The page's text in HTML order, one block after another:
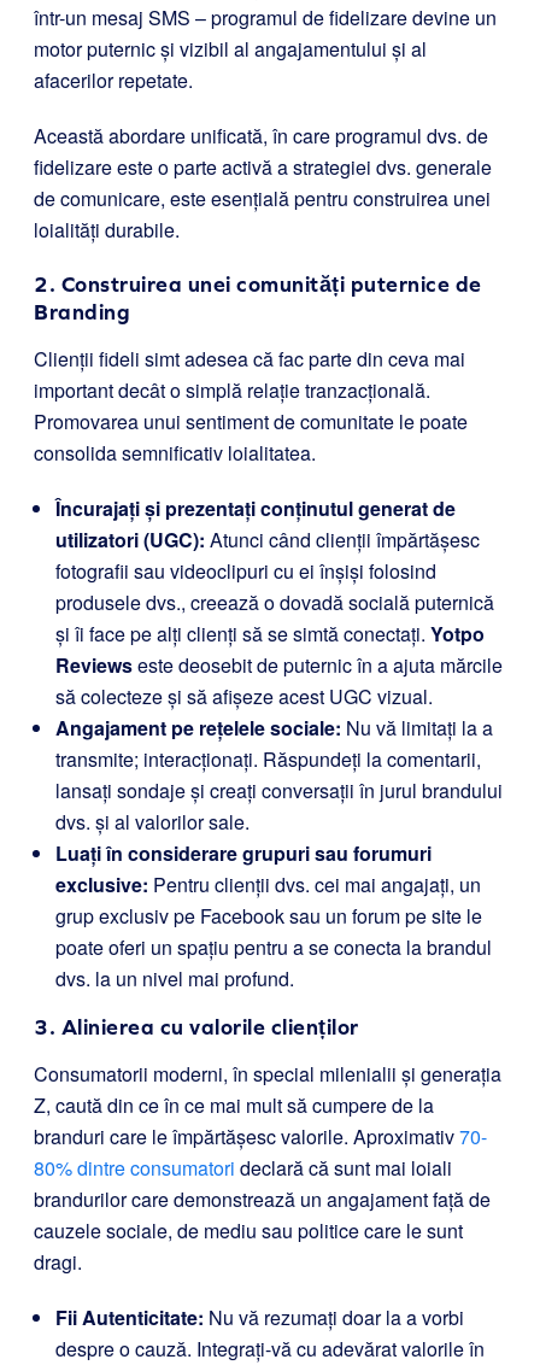
într-un mesaj SMS – programul de fidelizare devine un
motor puternic și vizibil al angajamentului și al
afacerilor repetate.
Această abordare unificată, în care programul dvs. de
fidelizare este o parte activă a strategiei dvs. generale
de comunicare, este esențială pentru construirea unei
loialități durabile.
2. Construirea unei comunități puternice de
Branding
Clienții fideli simt adesea că fac parte din ceva mai
important decât o simplă relație tranzacțională.
Promovarea unui sentiment de comunitate le poate
consolida semnificativ loialitatea.
Încurajați și prezentați conținutul generat de
utilizatori (UGC): Atunci când clienții împărtășesc
fotografii sau videoclipuri cu ei înșiși folosind
produsele dvs., creează o dovadă socială puternică
și îi face pe alți clienți să se simtă conectați. Yotpo
Reviewseste deosebit de puternic în a ajuta mărcile
să colecteze și să afișeze acest UGC vizual.
Angajament pe rețelele sociale: Nu vă limitați la a
transmite; interacționați. Răspundeți la comentarii,
lansați sondaje și creați conversații în jurul brandului
dvs. și al valorilor sale.
Luați în considerare grupuri sau forumuri
exclusive: Pentru clienții dvs. cei mai angajați, un
grup exclusiv pe Facebook sau un forum pe site le
poate oferi un spațiu pentru a se conecta la brandul
dvs. la un nivel mai profund.
3. Alinierea cu valorile clienților
Consumatorii moderni, în special milenialii și generația
Z, caută din ce în ce mai mult să cumpere de la
branduri care le împărtășesc valorile. Aproximativ70-
80% dintre consumatori declară că sunt mai loiali
brandurilor care demonstrează un angajament față de
cauzele sociale, de mediu sau politice care le sunt
dragi.
Fii Autenticitate: Nu vă rezumați doar la a vorbi
despre o cauză. Integrați-vă cu adevărat valorile în